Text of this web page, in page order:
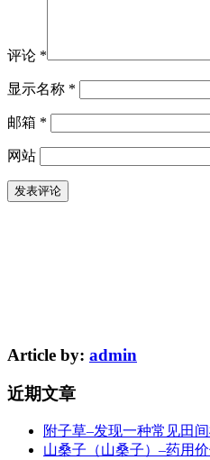
评论 *
显示名称 *
邮箱 *
网站
Article by: admin
近期文章
附子草–发现一种常见田
山桑子（山桑子）–药用